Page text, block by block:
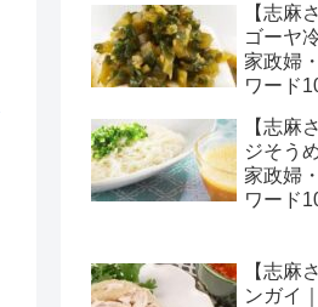
【志麻
ゴーヤ
家政婦
ワード
【志麻
ジそう
家政婦
ワード
【志麻
ンガイ